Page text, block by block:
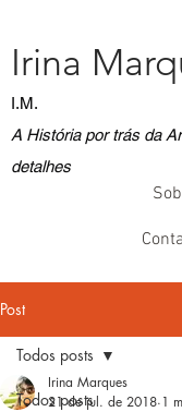
A História por trás da
detalhes
Irina
I.M.
Post
Todos posts
Todos posts
Irina Marques
21 de jul. de 2018 1